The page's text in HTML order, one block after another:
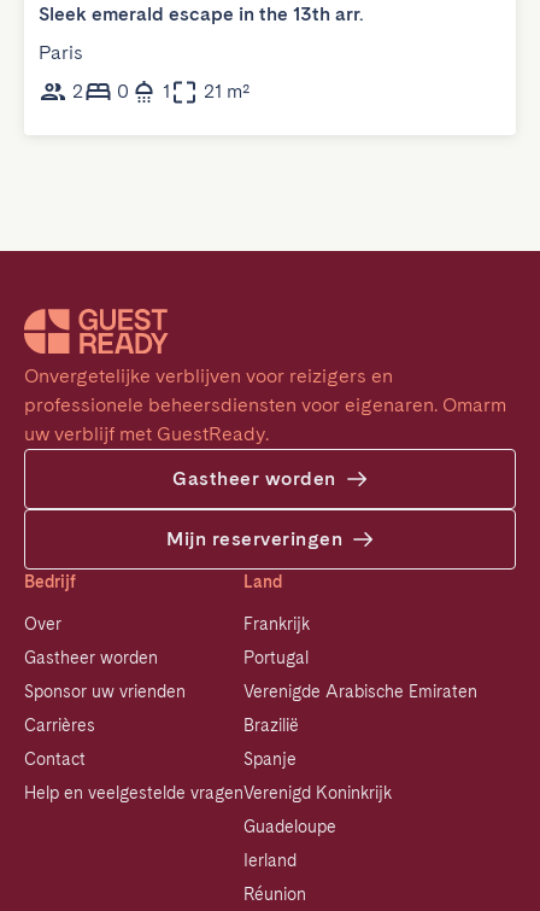
Sleek emerald escape in the 13th arr.
Paris
2
0 1 21 m²
Onvergetelijke verblijven voor reizigers en
professionele beheersdiensten voor eigenaren. Omarm
uw verblijf met GuestReady.
Gastheer worden
Mijn reserveringen
Bedrijf
Over
Gastheer worden
Sponsor uw vrienden
Carrières
Contact
Help en veelgestelde vragen
Land
Frankrijk
Portugal
Verenigde Arabische Emiraten
Brazilië
Spanje
Verenigd Koninkrijk
Guadeloupe
Ierland
Réunion